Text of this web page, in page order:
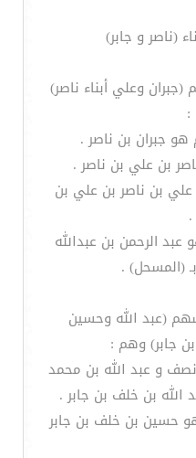
(ناصر و جابر)
وعلي أبناء ناصر)
:
جبران بن ناصر .
بن علي بن ناصر .
بن ناصر بن علي بن
.
الرحمن بن عبدالله
(المسحل) .
(عبد الله وحسين
جابر) وهم :
و عبد الله بن محمد
الله بن خلف بن جابر .
حسين بن خلف بن جابر